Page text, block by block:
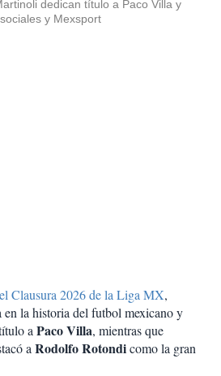
dedican título a Paco Villa y
y Mexsport
Clausura 2026 de la Liga MX,
en la historia del futbol mexicano y
aPaco Villa, mientras que
aRodolfo Rotondicomo la gran